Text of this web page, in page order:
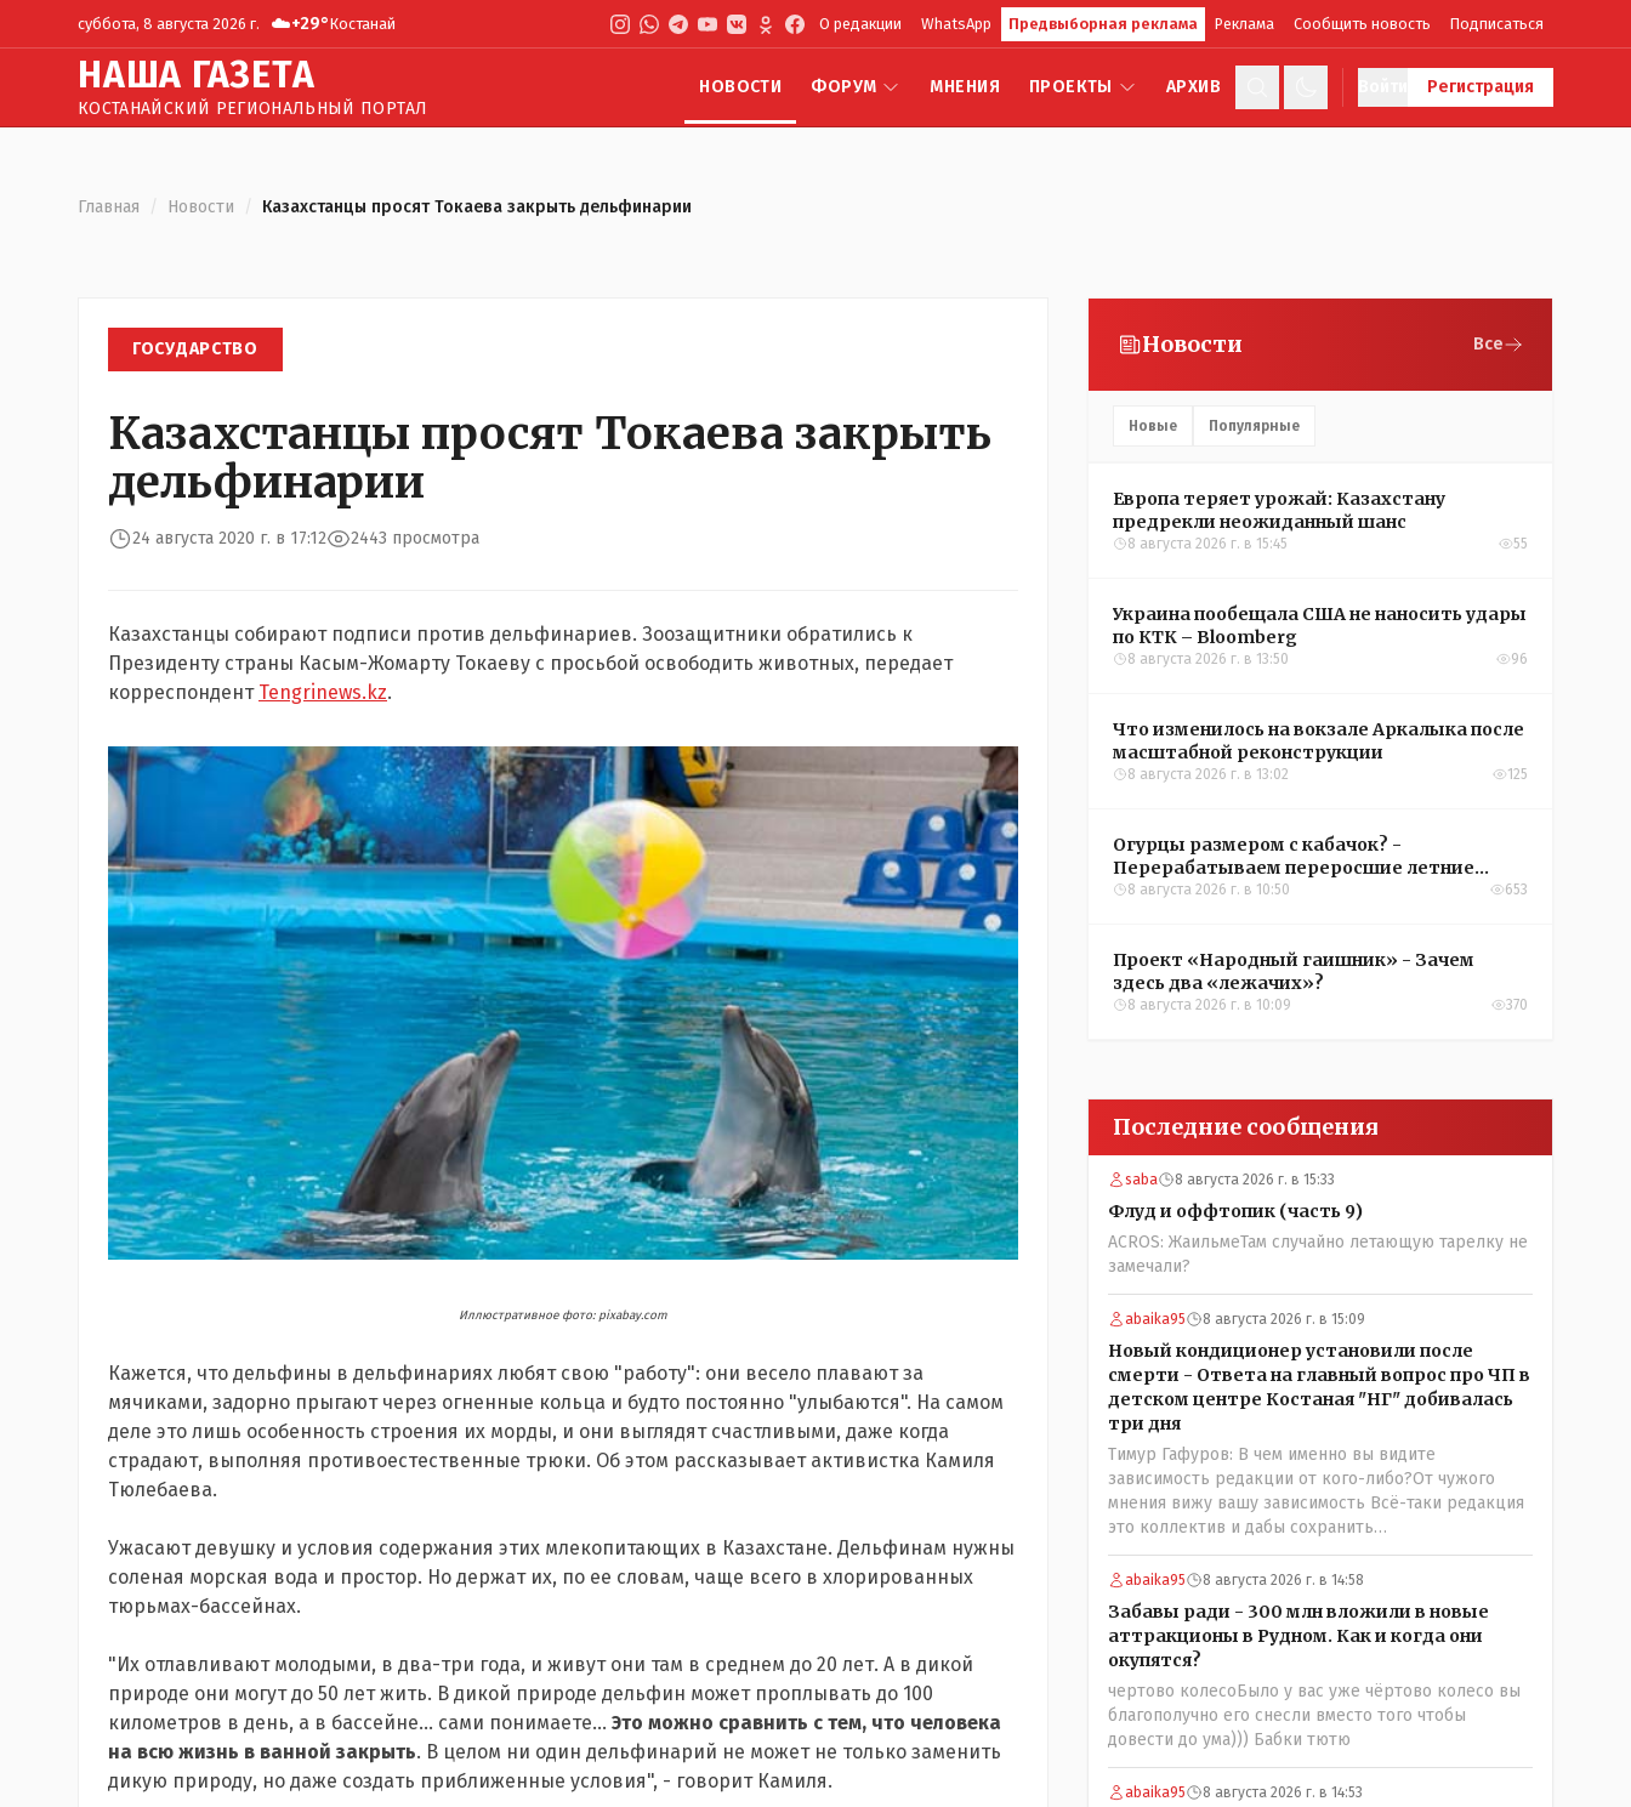
суббота, 8 августа 2026 г. ☁️+29°Костанай О редакции WhatsApp Предвыборная реклама Реклама Сообщить новость Подписаться
НАША ГАЗЕТА
КОСТАНАЙСКИЙ РЕГИОНАЛЬНЫЙ ПОРТАЛ
НОВОСТИ ФОРУМ МНЕНИЯ ПРОЕКТЫ АРХИВ Регистрация
Главная / Новости / Казахстанцы просят Токаева закрыть дельфинарии
ГОСУДАРСТВО
Казахстанцы просят Токаева закрыть
дельфинарии
24 августа 2020 г. в 17:12 2443 просмотра
Казахстанцы собирают подписи против дельфинариев. Зоозащитники обратились к
Президенту страны Касым-Жомарту Токаеву с просьбой освободить животных, передает
корреспондент Tengrinews.kz.
Иллюстративное фото: pixabay.com
Кажется, что дельфины в дельфинариях любят свою "работу": они весело плавают за
мячиками, задорно прыгают через огненные кольца и будто постоянно "улыбаются". На самом
деле это лишь особенность строения их морды, и они выглядят счастливыми, даже когда
страдают, выполняя противоестественные трюки. Об этом рассказывает активистка Камиля
Тюлебаева.
Ужасают девушку и условия содержания этих млекопитающих в Казахстане. Дельфинам нужны
соленая морская вода и простор. Но держат их, по ее словам, чаще всего в хлорированных
тюрьмах-бассейнах.
"Их отлавливают молодыми, в два-три года, и живут они там в среднем до 20 лет. А в дикой
природе они могут до 50 лет жить. В дикой природе дельфин может проплывать до 100
километров в день, а в бассейне... сами понимаете… Это можно сравнить с тем, что человека
на всю жизнь в ванной закрыть. В целом ни один дельфинарий не может не только заменить
дикую природу, но даже создать приближенные условия", - говорит Камиля.
Новости Все
Новые Популярные
Европа теряет урожай: Казахстану
предрекли неожиданный шанс
8 августа 2026 г. в 15:45 55
Украина пообещала США не наносить удары
по КТК – Bloomberg
8 августа 2026 г. в 13:50 96
Что изменилось на вокзале Аркалыка после
масштабной реконструкции
8 августа 2026 г. в 13:02 125
Огурцы размером с кабачок? -
Перерабатываем переросшие летние
овощи, чтобы вкусно съесть зимой
8 августа 2026 г. в 10:50 653
Проект «Народный гаишник» - Зачем
здесь два «лежачих»?
8 августа 2026 г. в 10:09 370
Последние сообщения
saba 8 августа 2026 г. в 15:33
Флуд и оффтопик (часть 9)
ACROS: ЖаильмеТам случайно летающую тарелку не
замечали?
abaika95 8 августа 2026 г. в 15:09
Новый кондиционер установили после
смерти - Ответа на главный вопрос про ЧП в
детском центре Костаная "НГ" добивалась
три дня
Тимур Гафуров: В чем именно вы видите
зависимость редакции от кого-либо?От чужого
мнения вижу вашу зависимость Всё-таки редакция
это коллектив и дабы сохранить
профессиональное лицо можно было бы и указать
Общественному объединению на не корректность
высказываний о вас в том тоне в котором была та
публикация. Нет вы проглотили оскорбления и
побежали оправдываться Незнаю если бы моего
журналиста поносили на всю округу за его по сути
рабочую ошибку я бы его в обиду не дал. Да
признать ошибку но при этом и указать хейтерам
их место как мне кажется надо. А у вас как-то не
получилось. В итоге есть ощущение что вы не пятая
власть а инструмент в руках тех кто может вас
abaika95 8 августа 2026 г. в 14:58
Забавы ради - 300 млн вложили в новые
аттракционы в Рудном. Как и когда они
окупятся?
чертово колесоБыло у вас уже чёртово колесо вы
благополучно его снесли вместо того чтобы
довести до ума))) Бабки тютю
abaika95 8 августа 2026 г. в 14:53